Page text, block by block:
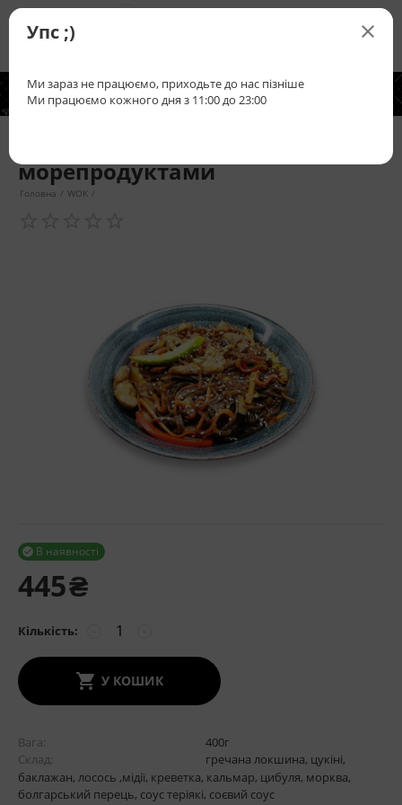
+38(067) 

Що ми
пропонуємо
морепродуктами
Головна / WOK /
В наявності

445₴
Кількість:
У КОШИК
Вага 400г
Склад
гречана локшина, цукіні,
баклажан, лосось ,мідії, креветка, кальмар, цибуля, морква,
болгарський перець, соус теріякі, соєвий соус
Упс ;)
Ми зараз не працюємо, приходьте до нас пізніше
Ми працюємо кожного дня з 11:00 до 23:00